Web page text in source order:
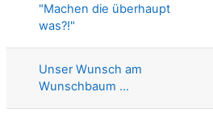
"Machen die überhaupt
was?!"
Unser Wunsch am
Wunschbaum ...